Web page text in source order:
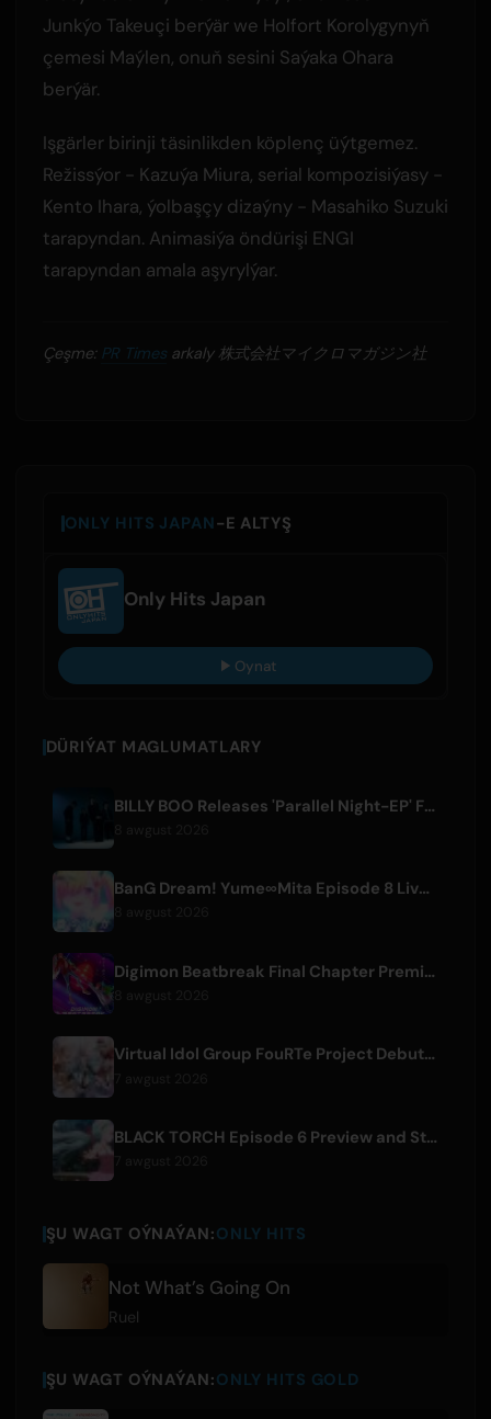
Junkýo Takeuçi berýär we Holfort Korolygynyň
çemesi Maýlen, onuň sesini Saýaka Ohara
berýär.
Işgärler birinji täsinlikden köplenç üýtgemez.
Režissýor - Kazuýa Miura, serial kompozisiýasy -
Kento Ihara, ýolbaşçy dizaýny - Masahiko Suzuki
tarapyndan. Animasiýa öndürişi ENGI
tarapyndan amala aşyrylýar.
Çeşme: PR Timesarkaly 株式会社マイクロマガジン社
ONLY HITS JAPAN-E ALTYŞ
Only Hits Japan
Oynat
DÜRIÝAT MAGLUMATLARY
BILLY BOO Releases 'Parallel Night-EP' Featuring TV Drama Theme Song
BanG Dream! Yume∞Mita Episode 8 Live Clip Released
Digimon Beatbreak Final Chapter Premieres August 9, Free Episode Batch on YouTube
Virtual Idol Group FouRTe Project Debuts with 'ALL IN' Album Produced by m-flo's ☆Taku Takahashi
BLACK TORCH Episode 6 Preview and Streaming Details
ŞU WAGT OÝNAÝAN:ONLY HITS
Not What’s Going On
Ruel
ŞU WAGT OÝNAÝAN:ONLY HITS GOLD